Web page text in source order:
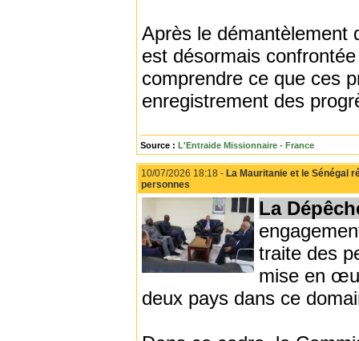
Après le démantèlement
est désormais
comprendre ce que ces
enregistrement des
Source : L'Entraide Missionnaire - France
10/07/2026 18:18 - La Mauritanie et le Sénégal
personnes
La
traite des
mise en
deux pays dans ce